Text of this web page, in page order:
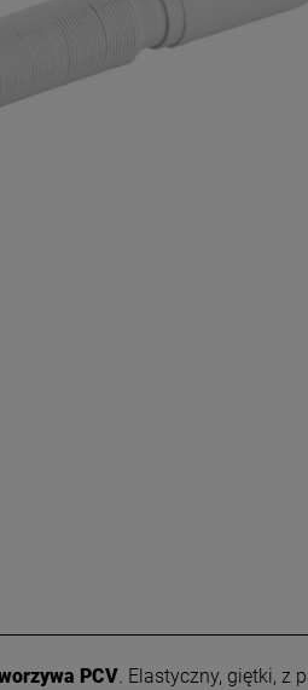
PCV. Elastyczny, giętki, z